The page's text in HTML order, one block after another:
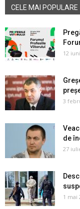
CELE MAI POPULARE
12
3
de
27
1 mai